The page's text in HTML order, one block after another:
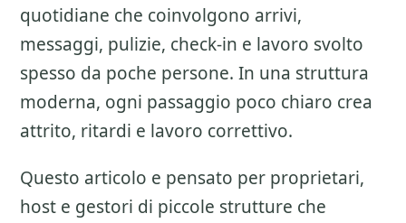
quotidiane che coinvolgono arrivi,
messaggi, pulizie, check-in e lavoro svolto
spesso da poche persone. In una struttura
moderna, ogni passaggio poco chiaro crea
attrito, ritardi e lavoro correttivo.
Questo articolo e pensato per proprietari,
host e gestori di piccole strutture che